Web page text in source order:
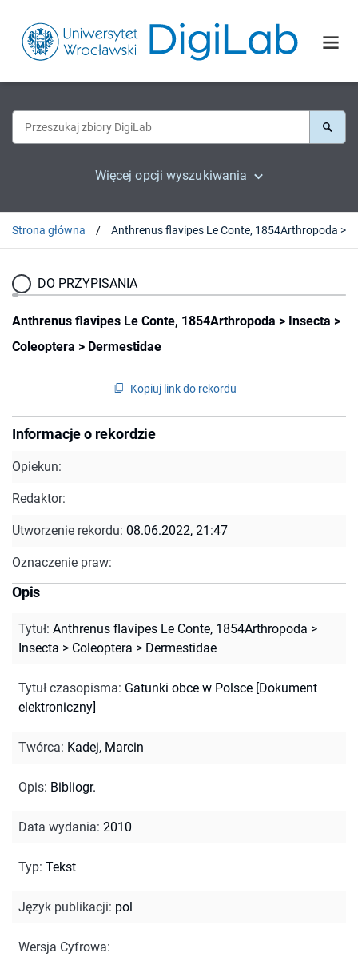
Więcej opcji wyszukiwania
Strona główna
DO PRZYPISANIA
Anthrenus flavipes Le Conte, 1854Arthropoda > Insecta >
Coleoptera > Dermestidae
Kopiuj link do rekordu
Informacje o rekordzie
Opiekun:
Redaktor:
Utworzenie rekordu: 08.06.2022, 21:47
Oznaczenie praw:
Opis
Tytuł: Anthrenus flavipes Le Conte, 1854Arthropoda >
Insecta > Coleoptera > Dermestidae
Tytuł czasopisma: Gatunki obce w Polsce [Dokument
elektroniczny]
Twórca: Kadej, Marcin
Opis: Bibliogr.
Data wydania: 2010
Typ: Tekst
Język publikacji: pol
Wersja Cyfrowa: